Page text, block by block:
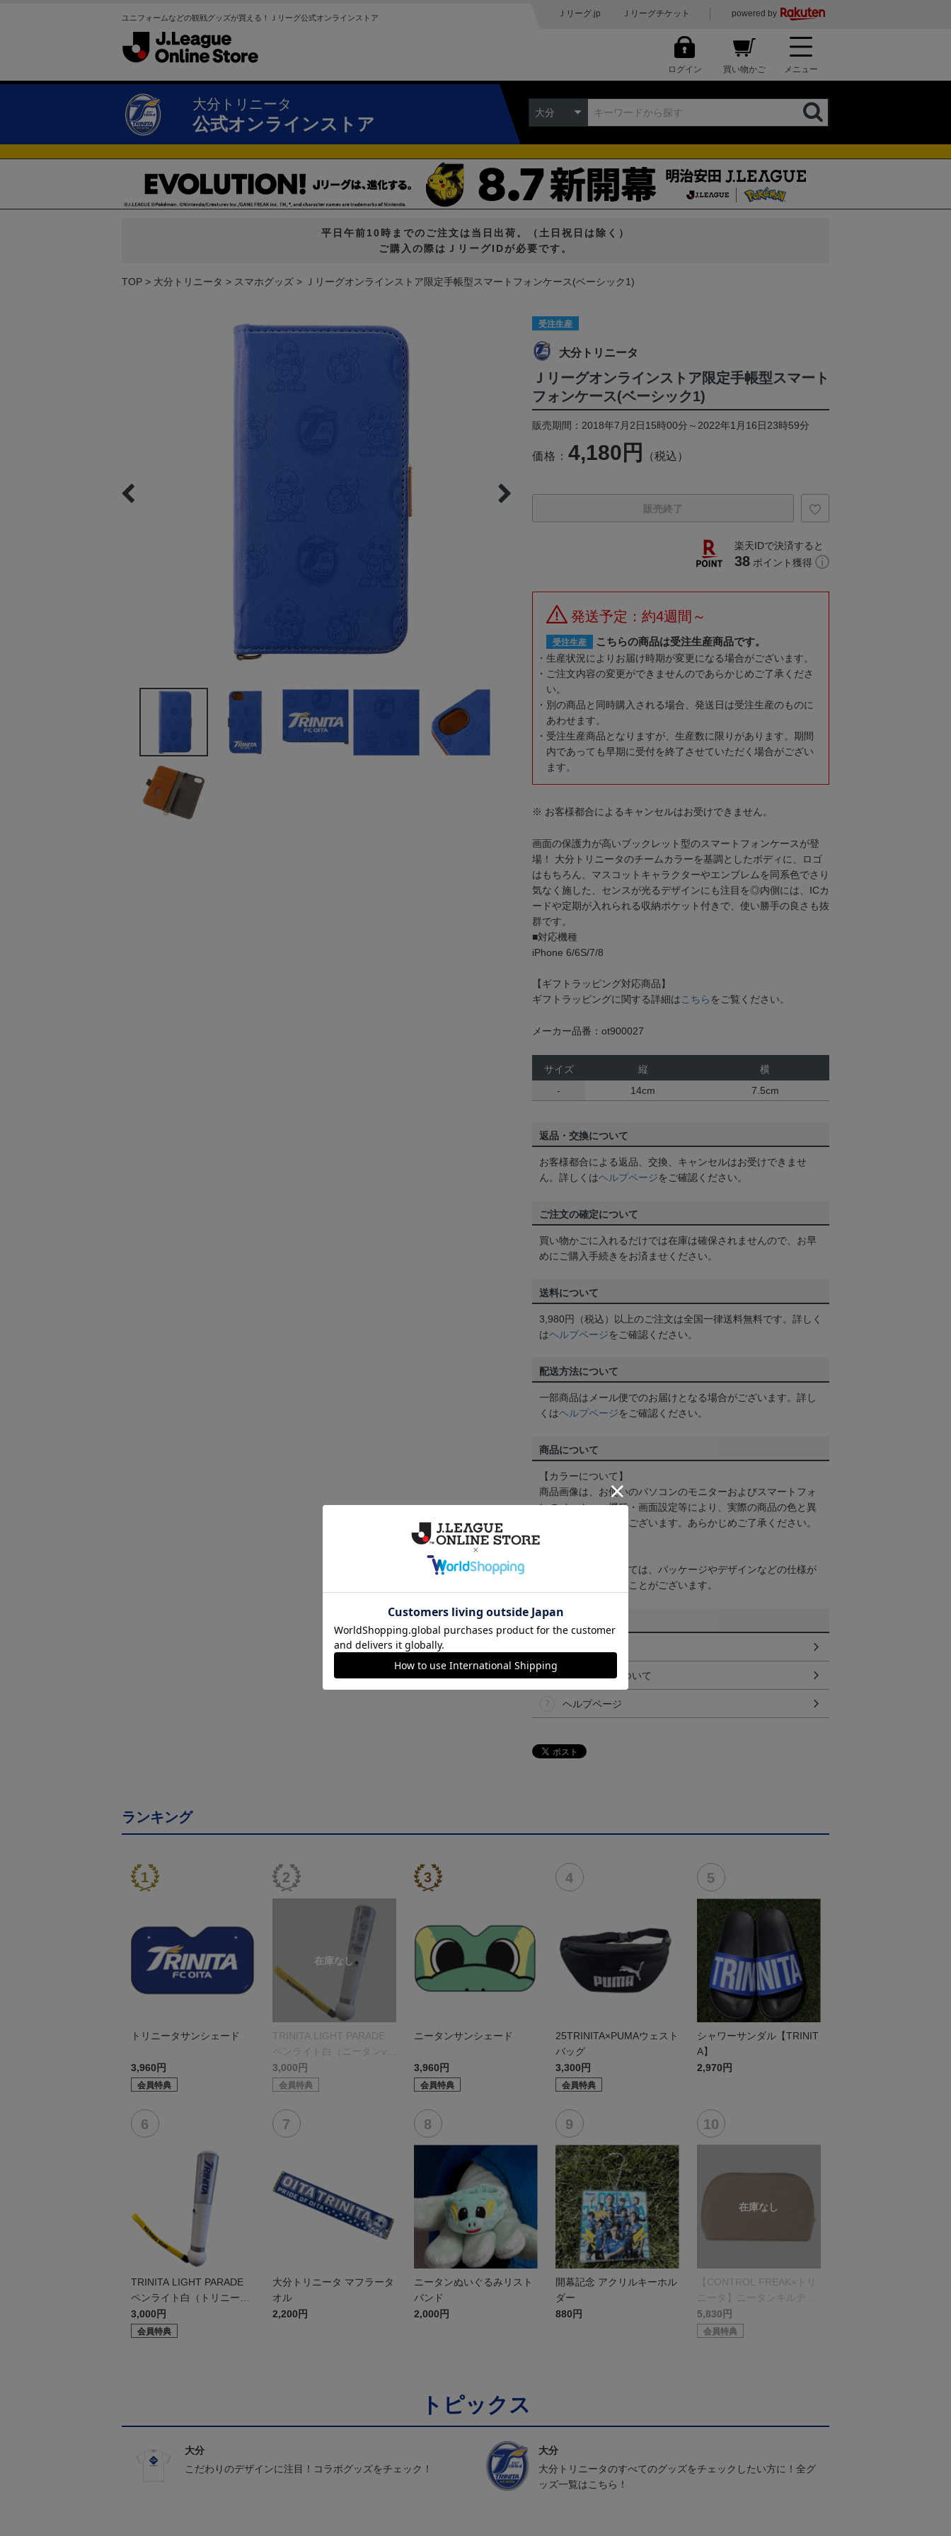
ユニフォームなどの観戦グッズが買える！Ｊリーグ公式オンラインストア Ｊリーグ.jp Ｊリーグチケット powered by
ログイン 買い物かご メニュー
大分トリニータ
公式オンラインストア
大分
平日午前10時までのご注文は当日出荷。（土日祝日は除く）
ご購入の際はＪリーグIDが必要です。
TOP 大分トリニータ スマホグッズ Ｊリーグオンラインストア限定手帳型スマートフォンケース(ベーシック1)
受注生産
大分トリニータ
Ｊリーグオンラインストア限定手帳型スマート
フォンケース(ベーシック1)
販売期間：2018年7月2日15時00分～2022年1月16日23時59分
価格： 4,180円 （税込）
販売終了
楽天IDで決済すると
38 ポイント獲得
発送予定：約4週間～
受注生産 こちらの商品は受注生産商品です。
生産状況によりお届け時期が変更になる場合がございます。
ご注文内容の変更ができませんのであらかじめご了承くださ
い。
別の商品と同時購入される場合、発送日は受注生産のものに
あわせます。
受注生産商品となりますが、生産数に限りがあります。期間
内であっても早期に受付を終了させていただく場合がござい
ます。
※ お客様都合によるキャンセルはお受けできません。
画面の保護力が高いブックレット型のスマートフォンケースが登
場！ 大分トリニータのチームカラーを基調としたボディに、ロゴ
はもちろん、マスコットキャラクターやエンブレムを同系色でさり
気なく施した、センスが光るデザインにも注目を◎内側には、ICカ
ードや定期が入れられる収納ポケット付きで、使い勝手の良さも抜
群です。
■対応機種
iPhone 6/6S/7/8
【ギフトラッピング対応商品】
ギフトラッピングに関する詳細は こちら をご覧ください。
メーカー品番：ot900027
サイズ 縦
横
-
14cm 7.5cm
返品・交換について
お客様都合による返品、交換、キャンセルはお受けできませ
ん。詳しくはヘルプページをご確認ください。
ご注文の確定について
買い物かごに入れるだけでは在庫は確保されませんので、お早
めにご購入手続きをお済ませください。
送料について
3,980円（税込）以上のご注文は全国一律送料無料です。詳しく
はヘルプページをご確認ください。
配送方法について
一部商品はメール便でのお届けとなる場合がございます。詳し
くはヘルプページをご確認ください。
商品について
【カラーについて】
商品画像は、お使いのパソコンのモニターおよびスマートフォ
ンのメーカー・機種・画面設定等により、実際の商品の色と異
なって見える場合がございます。あらかじめご了承ください。
取り扱い商品によっては、パッケージやデザインなどの仕様が
予告なく変更になることがございます。
その他
ギフト対応について
ヘルプページ
ランキング
トリニータサンシェード
3,960円
会員特典
TRINITA LIGHT PARADE
ペンライト白（ニータンve
r.）
3,000円
会員特典
ニータンサンシェード
3,960円
会員特典
25TRINITA×PUMAウェスト
バッグ
3,300円
会員特典
シャワーサンダル【TRINIT
A】
2,970円
TRINITA LIGHT PARADE
ペンライト白（トリニータv
er.）
3,000円
会員特典
大分トリニータ マフラータ
オル
2,200円
ニータンぬいぐるみリスト
バンド
2,000円
開幕記念 アクリルキーホル
ダー
880円
【CONTROL FREAK×トリ
ニータ】ニータンキルティ
ングポーチ
5,830円
会員特典
トピックス
大分
こだわりのデザインに注目！コラボグッズをチェック！
大分
大分トリニータのすべてのグッズをチェックしたい方に！全グ
ッズ一覧はこちら！